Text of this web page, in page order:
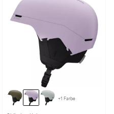
+1 Farbe